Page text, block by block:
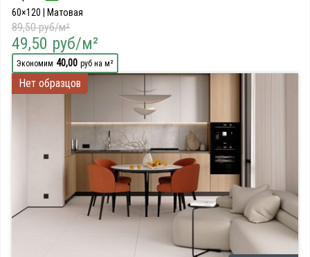
60×120 | Матовая
89,50 руб/м²
49,50 руб/м²
Экономим 40,00 руб на м²
Нет образцов